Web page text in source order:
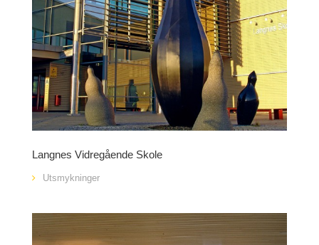
Langnes Vidregående Skole
Utsmykninger